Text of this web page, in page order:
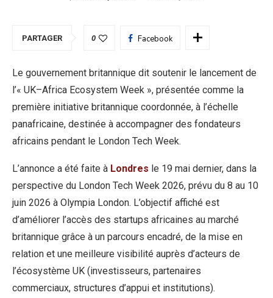
PARTAGER 0 Facebook
Le gouvernement britannique dit soutenir le lancement de
l’« UK–Africa Ecosystem Week », présentée comme la
première initiative britannique coordonnée, à l’échelle
panafricaine, destinée à accompagner des fondateurs
africains pendant le London Tech Week.
L’annonce a été faite à Londres le 19 mai dernier, dans la
perspective du London Tech Week 2026, prévu du 8 au 10
juin 2026 à Olympia London. L’objectif affiché est
d’améliorer l’accès des startups africaines au marché
britannique grâce à un parcours encadré, de la mise en
relation et une meilleure visibilité auprès d’acteurs de
l’écosystème UK (investisseurs, partenaires
commerciaux, structures d’appui et institutions).